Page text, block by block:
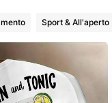
Sport & All'aperto